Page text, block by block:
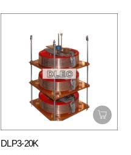
DLP3-20K